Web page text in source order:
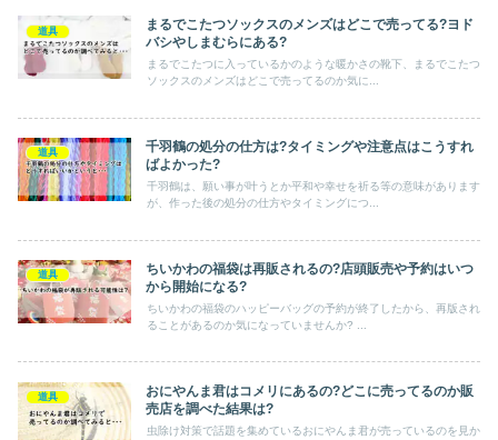
道具
まるでこたつソックスのメンズはどこで売ってる?ヨド
バシやしまむらにある?
まるでこたつに入っているかのような暖かさの靴下、まるでこたつ
ソックスのメンズはどこで売ってるのか気に...
道具
千羽鶴の処分の仕方は?タイミングや注意点はこうすれ
ばよかった?
千羽鶴は、願い事が叶うとか平和や幸せを祈る等の意味があります
が、作った後の処分の仕方やタイミングにつ...
道具
ちいかわの福袋は再販されるの?店頭販売や予約はいつ
から開始になる?
ちいかわの福袋のハッピーバッグの予約が終了したから、再版され
ることがあるのか気になっていませんか? ...
道具
おにやんま君はコメリにあるの?どこに売ってるのか販
売店を調べた結果は?
虫除け対策で話題を集めているおにやんま君が売っているのを見か